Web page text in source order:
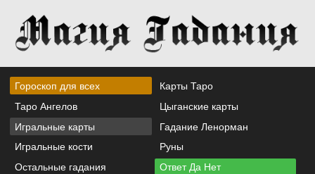
Гороскоп для всех
Карты Таро
Таро Ангелов
Цыганские карты
Игральные карты
Гадание Ленорман
Игральные кости
Руны
Остальные гадания
Ответ Да Нет